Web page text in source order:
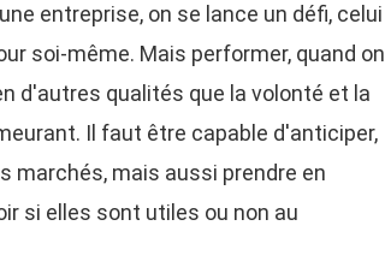
entreprise, on se lance un défi, celui
soi-même. Mais performer, quand on
d'autres qualités que la volonté et la
Il faut être capable d'anticiper,
marchés, mais aussi prendre en
si elles sont utiles ou non au